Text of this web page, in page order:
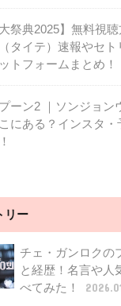
祭典2025】無料視
タイテ）速報やセト
トフォームまとめ！
ーン2 ｜ソンジョン
にある？インスタ・
リー
チェ・ガンロクの
と経歴！名言や人
べてみた！